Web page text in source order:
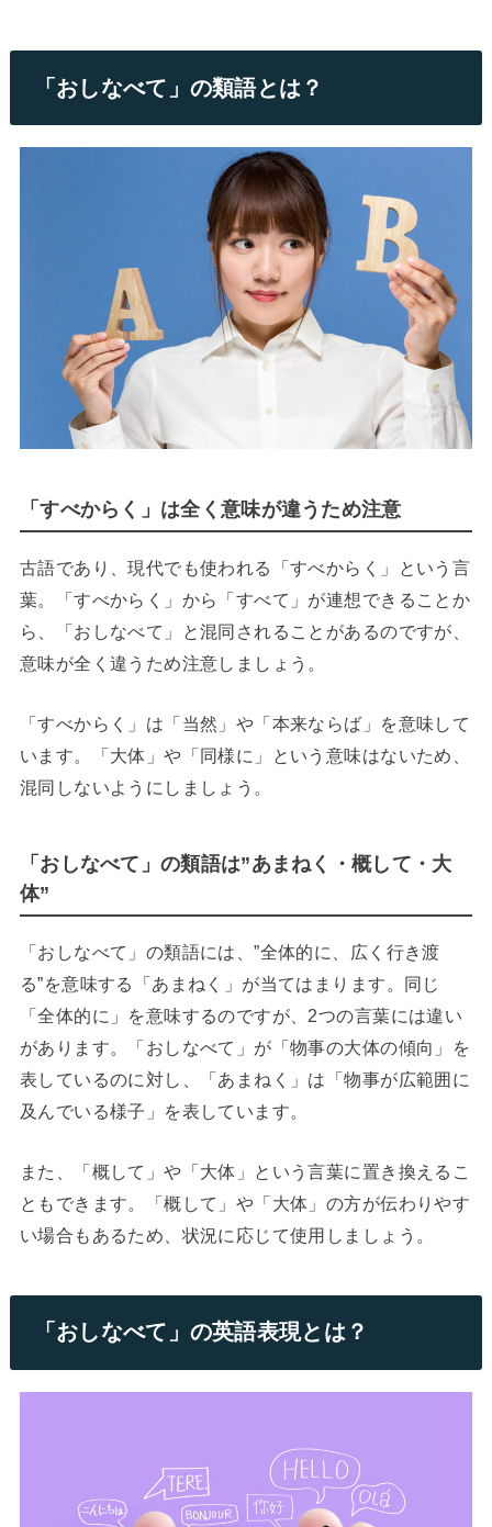
「おしなべて」の類語とは？
「すべからく」は全く意味が違うため注意
古語であり、現代でも使われる「すべからく」という言
葉。「すべからく」から「すべて」が連想できることか
ら、「おしなべて」と混同されることがあるのですが、
意味が全く違うため注意しましょう。
「すべからく」は「当然」や「本来ならば」を意味して
います。「大体」や「同様に」という意味はないため、
混同しないようにしましょう。
「おしなべて」の類語は”あまねく・概して・大
体”
「おしなべて」の類語には、”全体的に、広く行き渡
る”を意味する「あまねく」が当てはまります。同じ
「全体的に」を意味するのですが、2つの言葉には違い
があります。「おしなべて」が「物事の大体の傾向」を
表しているのに対し、「あまねく」は「物事が広範囲に
及んでいる様子」を表しています。
また、「概して」や「大体」という言葉に置き換えるこ
ともできます。「概して」や「大体」の方が伝わりやす
い場合もあるため、状況に応じて使用しましょう。
「おしなべて」の英語表現とは？